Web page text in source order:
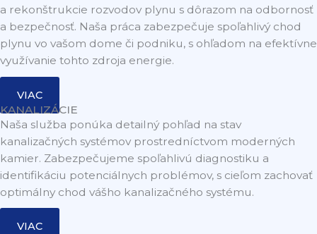
a rekonštrukcie rozvodov plynu s dôrazom na odbornosť
a bezpečnosť. Naša práca zabezpečuje spoľahlivý chod
plynu vo vašom dome či podniku, s ohľadom na efektívne
využívanie tohto zdroja energie.
VIAC
KANALIZÁCIE
Naša služba ponúka detailný pohľad na stav
kanalizačných systémov prostredníctvom moderných
kamier. Zabezpečujeme spoľahlivú diagnostiku a
identifikáciu potenciálnych problémov, s cieľom zachovať
optimálny chod vášho kanalizačného systému.
VIAC